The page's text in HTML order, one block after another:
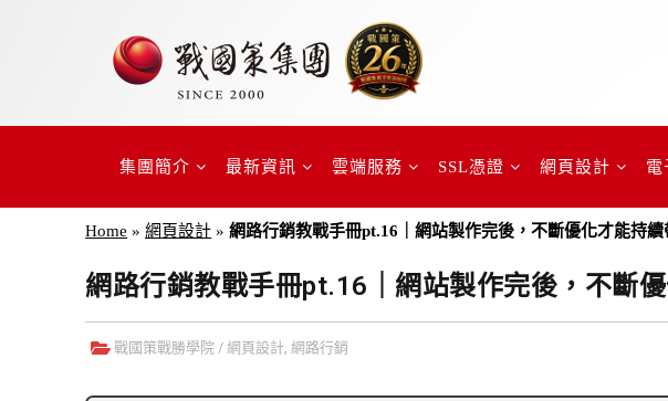
集團簡介 最新資訊 雲端服務 SSL憑證 網頁設計 電
Home »網頁設計 »網路行銷教戰手冊pt.16｜網站製作完後，不斷優化才能持續
網路行銷教戰手冊pt.16｜網站製作完後，不斷
戰國策戰勝學院 /網頁設計,網路行銷